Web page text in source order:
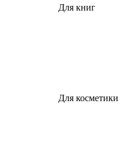
Для книг
Для косметики